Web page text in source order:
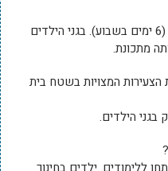
הלימודים יתקיימו בימים ראשון-שישי (6 ימים בשבוע). בגני הילדים
הצעירות המצויות בשטח בית
בגני הילדים.